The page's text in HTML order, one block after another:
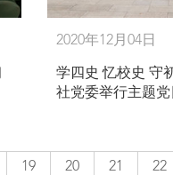
2020年12月04日
学四史 忆校史
社党委举行主题党
19 20 21 22